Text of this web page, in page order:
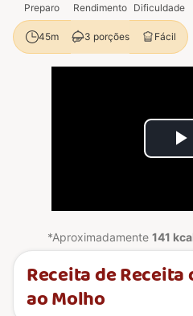
Preparo Rendimento Dificuldade
45m 3 porções Fácil
*Aproximadamente 141
Receita de Receita
ao Molho